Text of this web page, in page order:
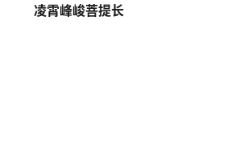
凌霄峰峻菩提长